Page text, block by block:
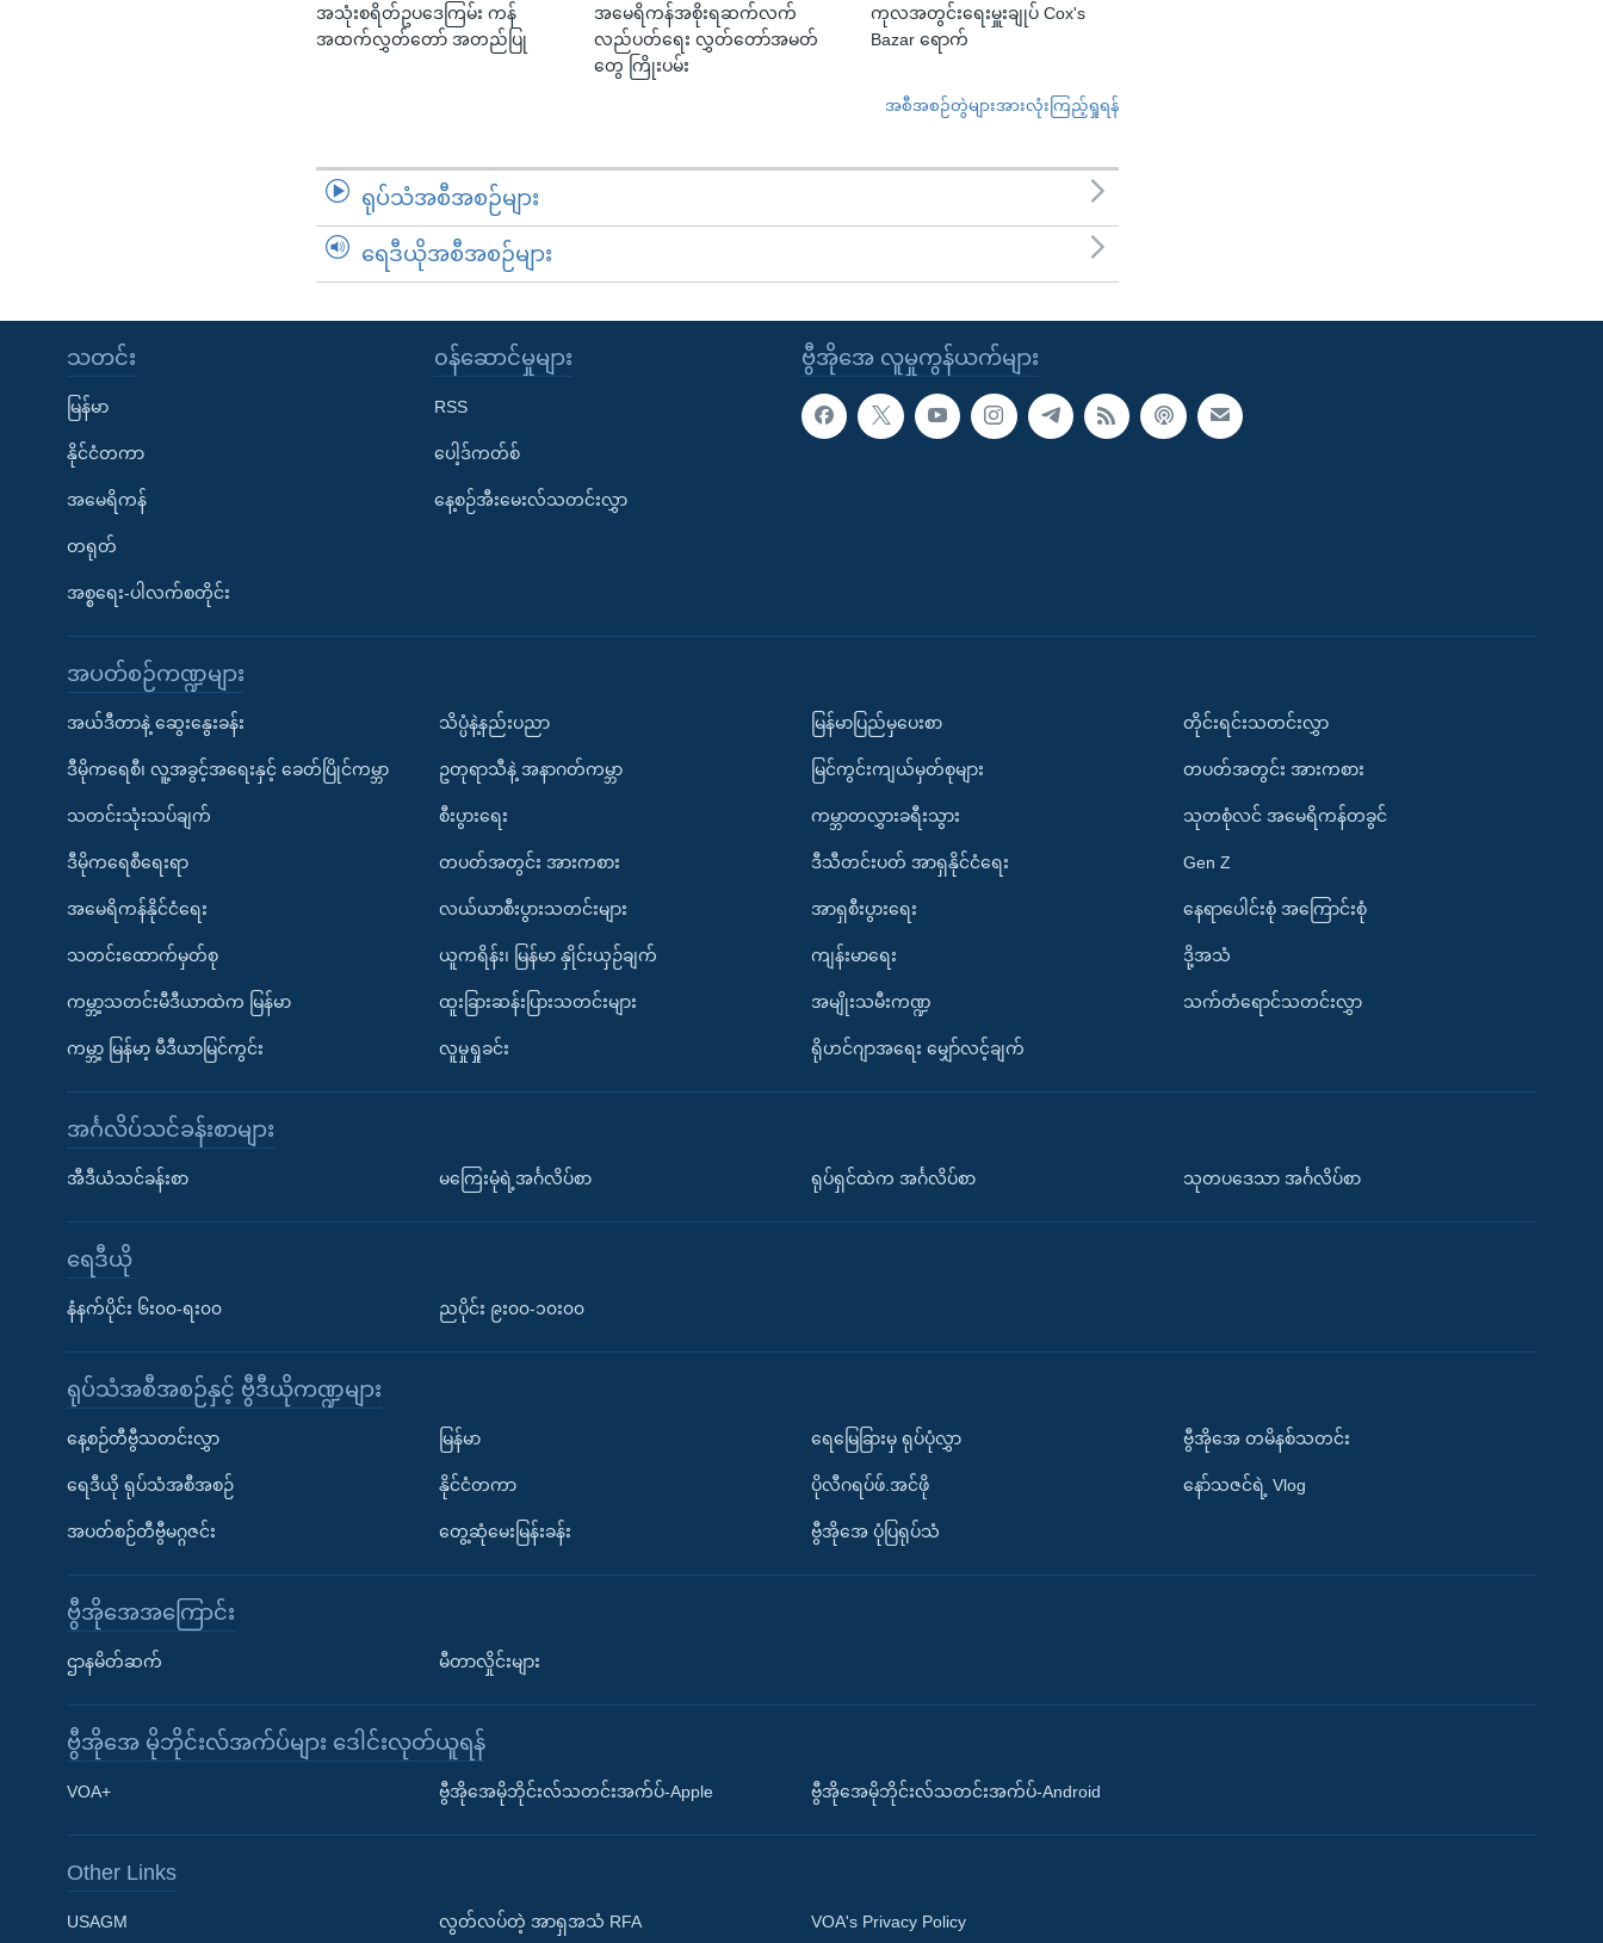
Learning English
အသုံးစရိတ်ဥပဒေကြမ်း ကန်
အထက်လွှတ်တော် အတည်ပြု
အမေရိကန်အစိုးရဆက်လက်
လည်ပတ်ရေး လွှတ်တော်အမတ်
တွေ ကြိုးပမ်း
ကုလအတွင်းရေးမှူးချုပ် Cox's
Bazar ရောက်
အစီအစဉ်တွဲများအားလုံးကြည့်ရှုရန်
ရုပ်သံအစီအစဉ်များ
ရေဒီယိုအစီအစဉ်များ
ဗွီအိုအေ လူမှုကွန်ယက်များ
သတင်း
မြန်မာ
နိုင်ငံတကာ
အမေရိကန်
တရုတ်
အစ္စရေး-ပါလက်စတိုင်း
၀န်ဆောင်မှုများ
RSS
ပေါ့ဒ်ကတ်စ်
နေ့စဉ်အီးမေးလ်သတင်းလွှာ
အပတ်စဉ်ကဏ္ဍများ
အယ်ဒီတာနဲ့ ဆွေးနွေးခန်း
ဒီမိုကရေစီ၊ လူ့အခွင့်အရေးနှင့် ခေတ်ပြိုင်ကမ္ဘာ
သတင်းသုံးသပ်ချက်
ဒီမိုကရေစီရေးရာ
အမေရိကန်နိုင်ငံရေး
သတင်းထောက်မှတ်စု
ကမ္ဘာ့သတင်းမီဒီယာထဲက မြန်မာ
ကမ္ဘာ့ မြန်မာ့ မီဒီယာမြင်ကွင်း
သိပ္ပံနဲ့နည်းပညာ
ဥတုရာသီနဲ့ အနာဂတ်ကမ္ဘာ
စီးပွားရေး
တပတ်အတွင်း အားကစား
လယ်ယာစီးပွားသတင်းများ
ယူကရိန်း၊ မြန်မာ နှိုင်းယှဉ်ချက်
ထူးခြားဆန်းပြားသတင်းများ
လူမှုရှုခင်း
မြန်မာပြည်မှပေးစာ
မြင်ကွင်းကျယ်မှတ်စုများ
ကမ္ဘာတလွှားခရီးသွား
ဒီသီတင်းပတ် အာရှနိုင်ငံရေး
အာရှစီးပွားရေး
ကျန်းမာရေး
အမျိုးသမီးကဏ္ဍ
ရိုဟင်ဂျာအရေး မျှော်လင့်ချက်
တိုင်းရင်းသတင်းလွှာ
တပတ်အတွင်း အားကစား
သုတစုံလင် အမေရိကန်တခွင်
Gen Z
နေရာပေါင်းစုံ အကြောင်းစုံ
ဒို့အသံ
သက်တံရောင်သတင်းလွှာ
အင်္ဂလိပ်သင်ခန်းစာများ
အီဒီယံသင်ခန်းစာ မကြေးမုံရဲ့အင်္ဂလိပ်စာ ရုပ်ရှင်ထဲက အင်္ဂလိပ်စာ သုတပဒေသာ အင်္ဂလိပ်စာ
ရေဒီယို
နံနက်ပိုင်း ၆း၀၀-ရး၀၀ ညပိုင်း ၉း၀၀-၁၀း၀၀
ရုပ်သံအစီအစဉ်နှင့် ဗွီဒီယိုကဏ္ဍများ
နေ့စဉ်တီဗွီသတင်းလွှာ
ရေဒီယို ရုပ်သံအစီအစဉ်
အပတ်စဉ်တီဗွီမဂ္ဂဇင်း
မြန်မာ
နိုင်ငံတကာ
တွေ့ဆုံမေးမြန်းခန်း
ရေမြေခြားမှ ရုပ်ပုံလွှာ
ပိုလီဂရပ်ဖ်.အင်ဖို
ဗွီအိုအေ ပုံပြရုပ်သံ
ဗွီအိုအေ တမိနစ်သတင်း
နော်သဇင်ရဲ့ Vlog
ဗွီအိုအေအကြောင်း
ဌာနမိတ်ဆက် မီတာလှိုင်းများ
ဗွီအိုအေ မိုဘိုင်းလ်အက်ပ်များ ဒေါင်းလုတ်ယူရန်
VOA+ ဗွီအိုအေမိုဘိုင်းလ်သတင်းအက်ပ်-Apple ဗွီအိုအေမိုဘိုင်းလ်သတင်းအက်ပ်-Android
Other Links
USAGM လွတ်လပ်တဲ့ အာရှအသံ RFA VOA's Privacy Policy